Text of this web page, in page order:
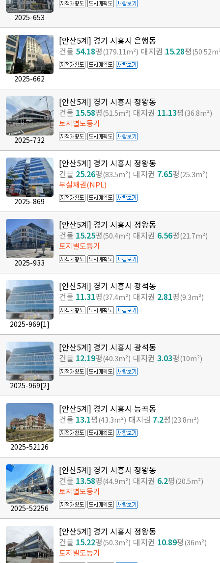
2025-653
2025-662
[안산5계] 경기 시흥시 은행동
건물 54.18평(179.11m²) 대지권 15.28평
2025-732
[안산5계] 경기 시흥시 정왕동
건물 15.58평(51.5m²) 대지권 11.13평(36.8m²)
토지별도등기
2025-869
[안산5계] 경기 시흥시 정왕동
건물 25.26평(83.5m²) 대지권 7.65평(25.3m²)
부실채권(NPL)
2025-933
[안산5계] 경기 시흥시 정왕동
건물 15.25평(50.4m²) 대지권 6.56평(21.7m²)
토지별도등기
2025-969[1]
[안산5계] 경기 시흥시 광석동
건물 11.31평(37.4m²) 대지권 2.81평(9.3m²)
2025-969[2]
[안산5계] 경기 시흥시 광석동
건물 12.19평(40.3m²) 대지권 3.03평(10m²)
2025-52126
[안산5계] 경기 시흥시 능곡동
건물 13.1평(43.3m²) 대지권 7.2평(23.8m²)
2025-52256
[안산5계] 경기 시흥시 정왕동
건물 13.58평(44.9m²) 대지권 6.2평(20.5m²)
토지별도등기
[안산5계] 경기 시흥시 정왕동
건물 15.22평(50.3m²) 대지권 10.89평(36m²)
토지별도등기